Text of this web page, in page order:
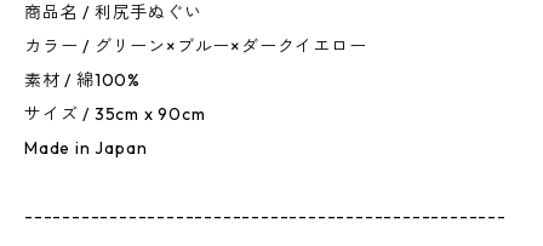
商品名 / 利尻手ぬぐい
カラー / グリーン×ブルー×ダークイエロー
素材 / 綿100%
サイズ / 35cm x 90cm
Made in Japan
---------------------------------------------------